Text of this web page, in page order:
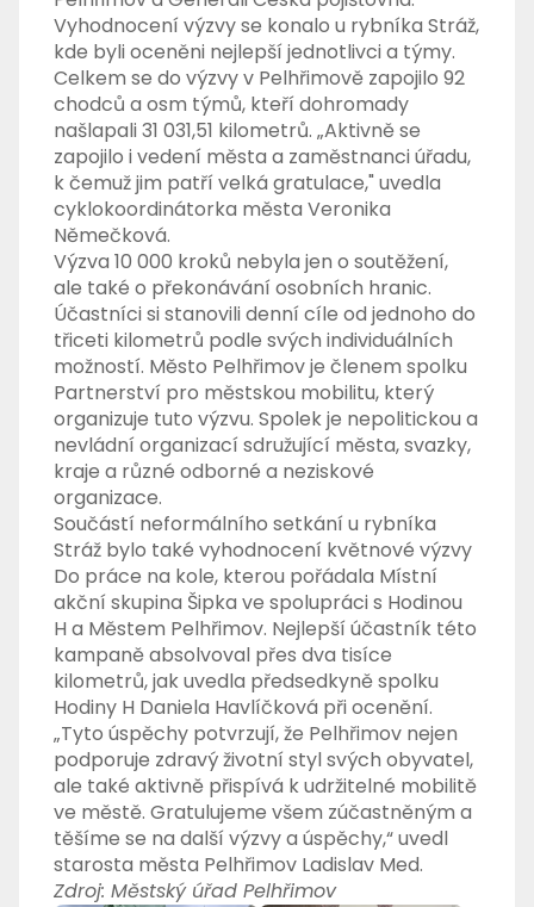
Vyhodnocení výzvy se konalo u rybníka Stráž,
kde byli oceněni nejlepší jednotlivci a týmy.
Celkem se do výzvy v Pelhřimově zapojilo 92
chodců a osm týmů, kteří dohromady
našlapali 31 031,51 kilometrů. „Aktivně se
zapojilo i vedení města a zaměstnanci úřadu,
k čemuž jim patří velká gratulace," uvedla
cyklokoordinátorka města Veronika
Němečková.
Výzva 10 000 kroků nebyla jen o soutěžení,
ale také o překonávání osobních hranic.
Účastníci si stanovili denní cíle od jednoho do
třiceti kilometrů podle svých individuálních
možností. Město Pelhřimov je členem spolku
Partnerství pro městskou mobilitu, který
organizuje tuto výzvu. Spolek je nepolitickou a
nevládní organizací sdružující města, svazky,
kraje a různé odborné a neziskové
organizace.
Součástí neformálního setkání u rybníka
Stráž bylo také vyhodnocení květnové výzvy
Do práce na kole, kterou pořádala Místní
akční skupina Šipka ve spolupráci s Hodinou
H a Městem Pelhřimov. Nejlepší účastník této
kampaně absolvoval přes dva tisíce
kilometrů, jak uvedla předsedkyně spolku
Hodiny H Daniela Havlíčková při ocenění.
„Tyto úspěchy potvrzují, že Pelhřimov nejen
podporuje zdravý životní styl svých obyvatel,
ale také aktivně přispívá k udržitelné mobilitě
ve městě. Gratulujeme všem zúčastněným a
těšíme se na další výzvy a úspěchy,“uvedl
starosta města Pelhřimov Ladislav Med.
Zdroj: Městský úřad Pelhřimov